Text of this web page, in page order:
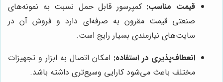
قیمت مناسب: کمپرسور قابل حمل نسبت به نمونه‌های
صنعتی قیمت مقرون به صرفه‌ای دارد و فروش آن در
سایت‌های نیازمندی بسیار رایج است.
انعطاف‌پذیری در استفاده: امکان اتصال به ابزار و تجهیزات
مختلف باعث می‌شود کارایی وسیع‌تری داشته باشد.